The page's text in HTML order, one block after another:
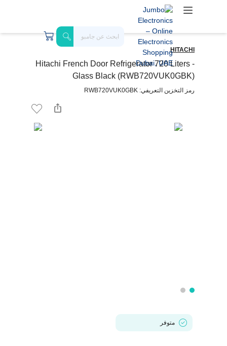
HITACHI
Hitachi French Door Refrigerator 720 Liters -
Glass Black (RWB720VUK0GBK)
رمز التخزين التعريفي: RWB720VUK0GBK
متوفر